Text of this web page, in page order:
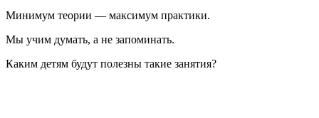
Минимум теории — максимум практики.
Мы учим думать, а не запоминать.
Каким детям будут полезны такие занятия?